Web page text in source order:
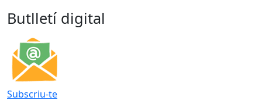
Butlletí digital
Subscriu-te